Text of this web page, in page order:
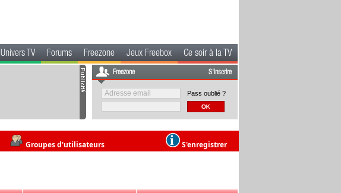
Univers TV Forums Freezone Jeux Freebox Ce soir à la TV
Freezone S'inscrire
Pass oublié ?
Groupes d'utilisateurs S'enregistrer